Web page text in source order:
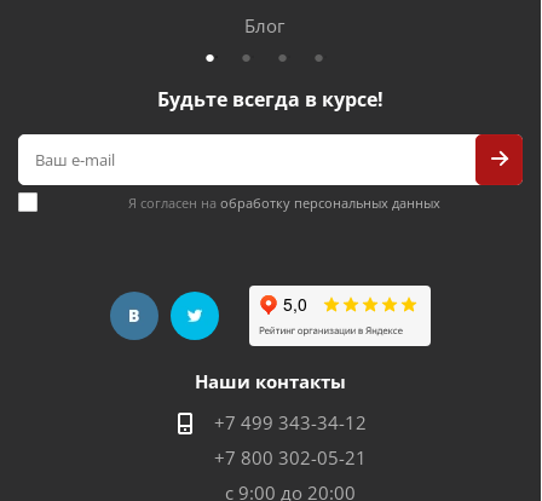
Блог
Будьте всегда в курсе!
Я согласен на обработку персональных данных
Наши контакты
+7 499 343-34-12
+7 800 302-05-21
с 9:00 до 20:00